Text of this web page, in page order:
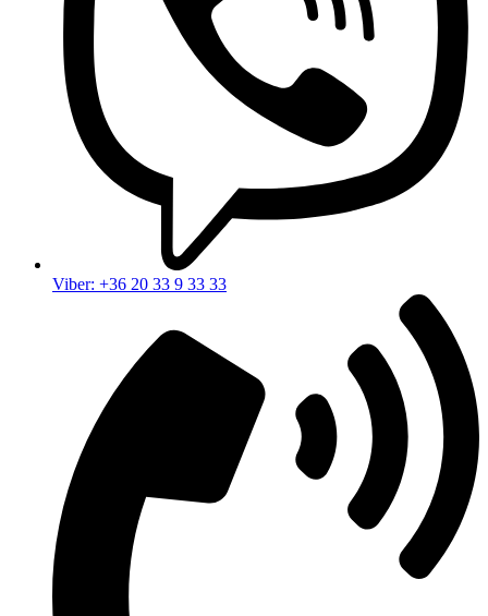
Viber: +36 20 33 9 33 33